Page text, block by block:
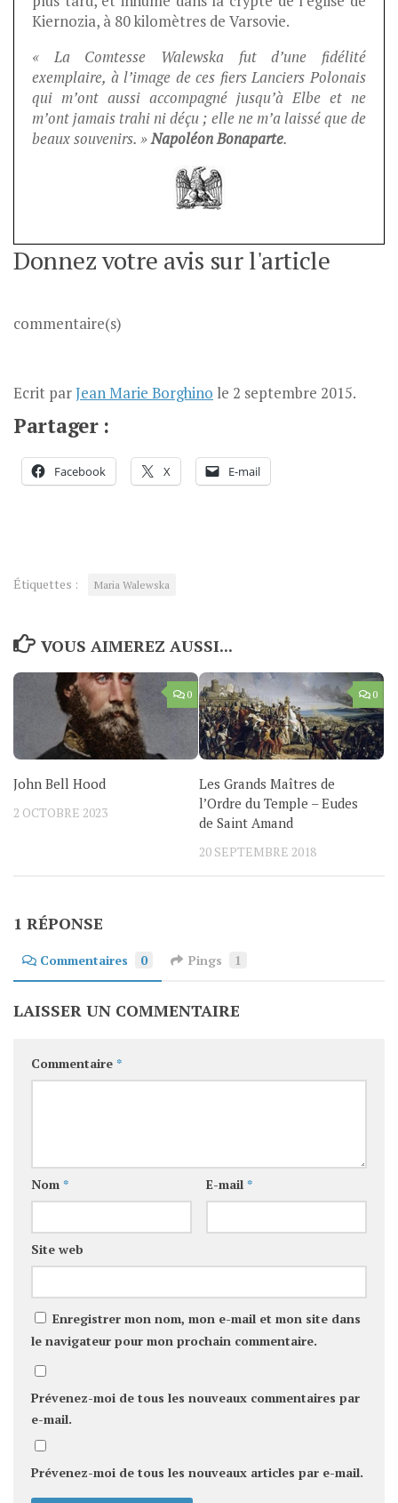
Kiernozia, à 80 kilomètres de Varsovie.
« La Comtesse Walewska fut d’une fidélité
exemplaire, à l’image de ces fiers Lanciers Polonais
qui m’ont aussi accompagné jusqu’à Elbe et ne
m’ont jamais trahi ni déçu ; elle ne m’a laissé que de
beaux souvenirs. »Napoléon Bonaparte.
Donnez votre avis sur l'article
commentaire(s)
Ecrit parJean Marie Borghino le 2 septembre 2015.
Partager :
Facebook X E-mail
Étiquettes : Maria Walewska
VOUS AIMEREZ AUSSI...
0
John Bell Hood
2 OCTOBRE 2023
0
Les Grands Maîtres de
l’Ordre du Temple – Eudes
de Saint Amand
20 SEPTEMBRE 2018
1 RÉPONSE
Commentaires 0 Pings 1
LAISSER UN COMMENTAIRE
Commentaire *
Nom * E-mail *
Site web
Enregistrer mon nom, mon e-mail et mon site dans
le navigateur pour mon prochain commentaire.
Prévenez-moi de tous les nouveaux commentaires par
e-mail.
Prévenez-moi de tous les nouveaux articles par e-mail.